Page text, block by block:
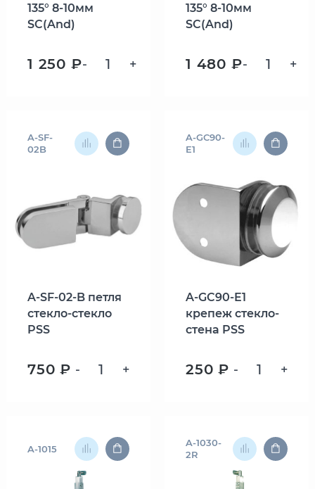
135° 8-10мм
SC(And)
1 250 ₽- +
135° 8-10мм
SC(And)
1 480 ₽- +
A-SF-
02B
A-SF-02-B петля
стекло-стекло
PSS
750 ₽ - +
A-GC90-
E1
A-GC90-E1
крепеж стекло-
стена PSS
250 ₽ - +
A-1015
A-1030-
2R